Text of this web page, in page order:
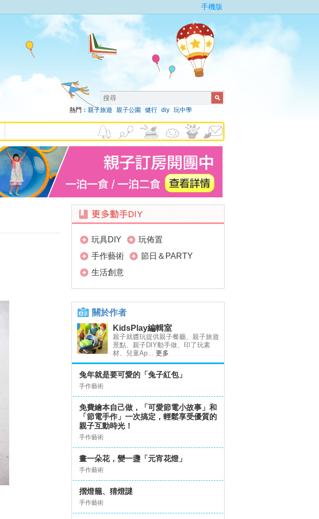
手機版
熱門： 親子旅遊 親子公園 健行 diy 玩中學
玩具DIY
玩佈置
手作藝術
節日＆PARTY
生活創意
關於作者
KidsPlay編輯室
親子就醬玩提供親子餐廳、親子旅遊
景點、親子DIY動手做、印了玩素
材、兒童Ap... 更多
兔年就是要可愛的「兔子紅包」
手作藝術
免費繪本自己做，「可愛節電小故事」和
「節電手作」一次搞定，輕鬆享受優質的
親子互動時光！
手作藝術
畫一朵花，變一盞「元宵花燈」
手作藝術
摺燈籠、猜燈謎
手作藝術